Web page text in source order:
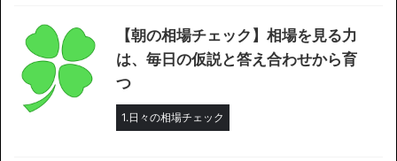
【朝の相場チェック】相場を見る力
は、毎日の仮説と答え合わせから育
つ
1.日々の相場チェック